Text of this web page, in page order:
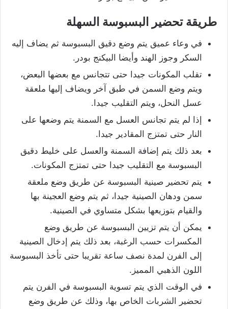
طريقة تحضير البسبوسة السهلة
في وعاء عميق يتم وضع دقيق البسبوسة ثم يضاف إليه
السكر وجوز الهند وأيضا البيكنج بودر.
تقلب المكونات جيدا حتى تتجانس مع بعضها البعض،
ويتم وضع السمن في طبق آخر ويضاف إليها ملعقة
عسل النحل، ويتم التقليب جيدا.
إذا لم يتم تجانس العسل مع السمنة يتم وضعها على
النار حتى تمتزج المقادير جيدا.
بعد ذلك يتم إضافة السمنة والعسل على خليط دقيق
البسبوسة مع التقليب جيدا حتى تمتزج المكونات.
يتم تحضير صينية البسبوسة عن طريق وضع ملعقة
سمن ودهان الصينية جيدا، ثم يتم وضع العجينة بها
والقيام بتوزيعها بشكل متساوي في الصينية.
يمكن أن يتم تزيين البسبوسة عن طريق وضع
المكسرات حسب الرغبة، بعد ذلك يتم إدخال الصينية
إلى الفرن لمدة نصف ساعة تقريبا حتى تأخذ البسبوسة
اللون الذهبي المميز.
في الوقت الذي يتم تسوية البسبوسة في الفرن يتم
تحضير الشربات الخاص بها، وذلك عن طريق وضع